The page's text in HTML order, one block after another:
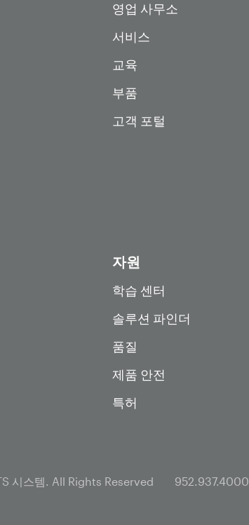
영업 사무소
서비스
교육
부품
고객 포털
자원
학습 센터
솔루션 파인더
품질
제품 안전
특허
시스템. All Rights Reserved 952.937.4000